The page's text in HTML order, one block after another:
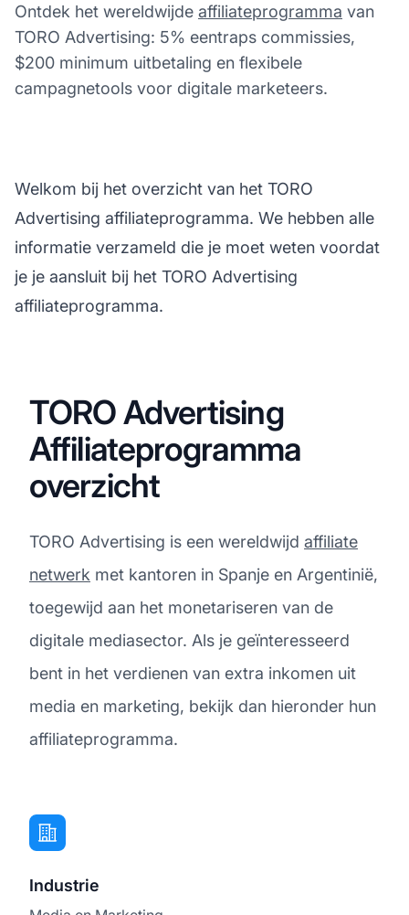
Ontdek het wereldwijde affiliateprogramma van
TORO Advertising: 5% eentraps commissies,
$200 minimum uitbetaling en flexibele
campagnetools voor digitale marketeers.
Welkom bij het overzicht van het TORO
Advertising affiliateprogramma. We hebben alle
informatie verzameld die je moet weten voordat
je je aansluit bij het TORO Advertising
affiliateprogramma.
TORO Advertising
Affiliateprogramma
overzicht
TORO Advertising is een wereldwijd affiliate
netwerk met kantoren in Spanje en Argentinië,
toegewijd aan het monetariseren van de
digitale mediasector. Als je geïnteresseerd
bent in het verdienen van extra inkomen uit
media en marketing, bekijk dan hieronder hun
affiliateprogramma.
Industrie